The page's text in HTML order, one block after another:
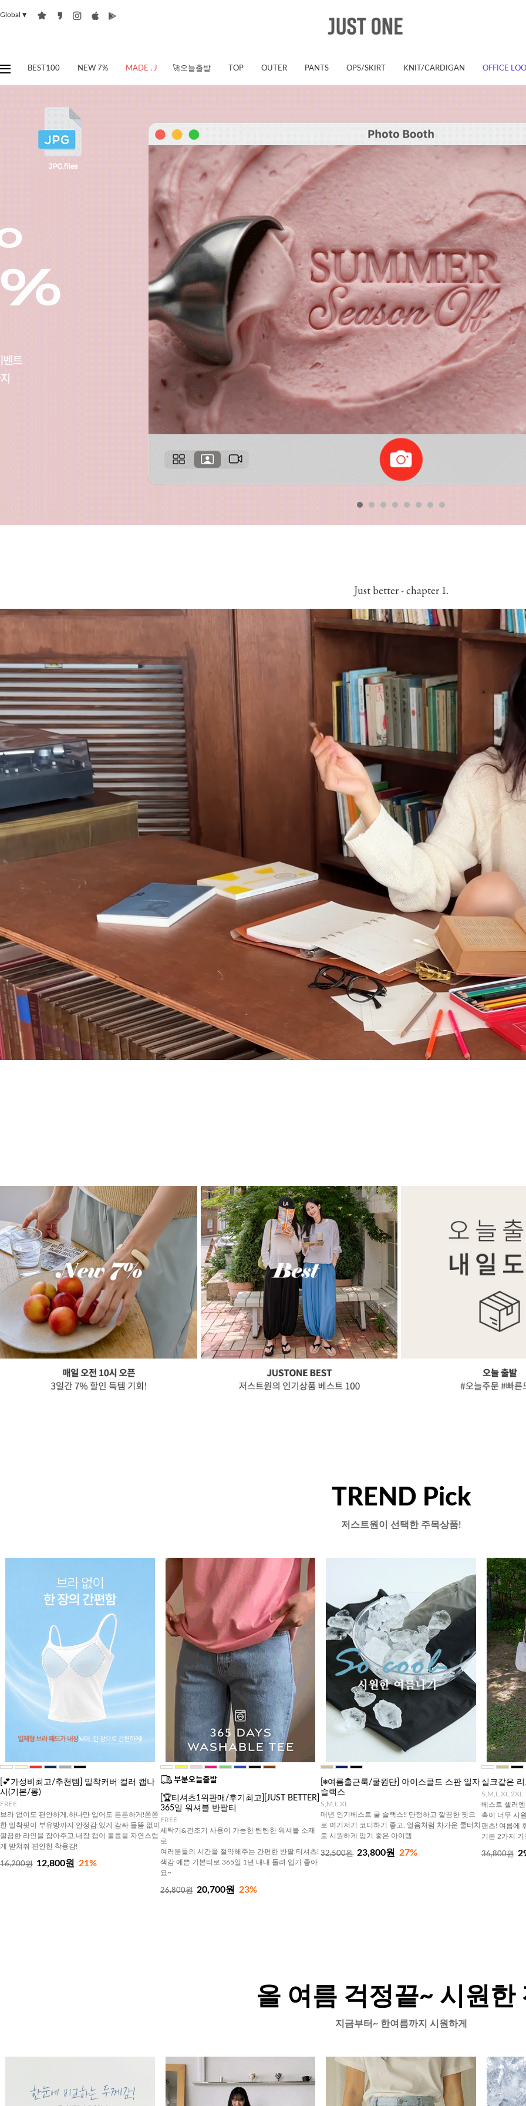
Global ▼
BEST100 NEW 7% MADE . J 🚀오늘출발 TOP OUTER PANTS OPS/SKIRT KNIT/CARDIGAN OFFICE
Just better - chapter 1.
TREND Pick
저스트원이 선택한 주목상품!
[💕가성비최고/추천템] 밀착커버 컬러 캡나
시(기본/롱)
FREE
브라 없이도 편안하게,하나만 입어도 든든하게!쫀쫀
한 밀착핏이 부유방까지 안정감 있게 감싸 들뜸 없이
깔끔한 라인을 잡아주고,내장 캡이 볼륨을 자연스럽
게 받쳐줘 편안한 착용감!
16,200원 12,800원 21%
[🏆티셔츠1위판매/후기최고][JUST BETTER]
365일 워셔블 반팔티
FREE
세탁기&건조기 사용이 가능한 탄탄한 워셔블 소재
로
여러분들의 시간을 절약해주는 간편한 반팔 티셔츠!
색감 예쁜 기본티로 365일 1년 내내 돌려 입기 좋아
요~
26,800원 20,700원 23%
[❄️여름출근룩/쿨원단] 아이스콜드 스판 일자
슬랙스
S,M,L,XL
매년 인기베스트 쿨 슬랙스!! 단정하고 깔끔한 핏으
로 여기저기 코디하기 좋고, 얼음처럼 차가운 쿨터치
로 시원하게 입기 좋은 아이템
32,500원 23,800원 27%
실크같은
S,M,L,XL,2XL
베스트 셀러
촉이 너무 시
팬츠! 여름에
기본 2가지
36,800원
올 여름 걱정끝~ 시원한
지금부터~ 한여름까지 시원하게